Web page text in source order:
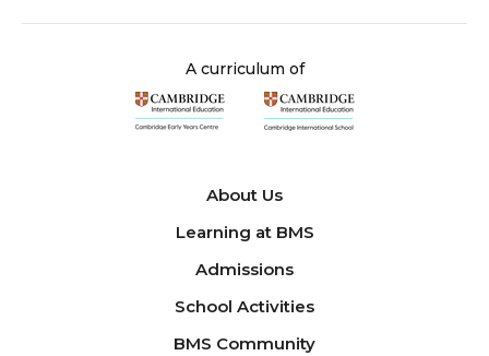
A curriculum of
About Us
Learning at BMS
Admissions
School Activities
BMS Community